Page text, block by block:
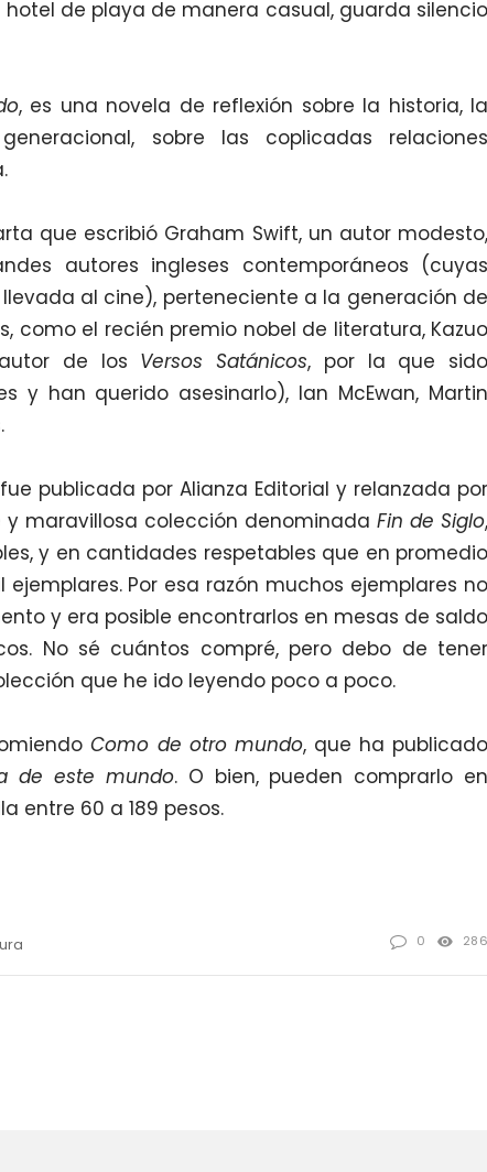
hotel de playa de manera casual, guarda silencio
, es una novela de reflexión sobre la historia, la
sobre las coplicadas relaciones
escribió Graham Swift, un autor modesto,
autores ingleses contemporáneos (cuyas
al cine), perteneciente a la generación de
como el recién premio nobel de literatura, Kazuo
de los Versos Satánicos, por la que sido
y han querido asesinarlo), Ian McEwan, Martin
fue publicada por Alianza Editorial y relanzada por
maravillosa colección denominada Fin de Siglo,
y en cantidades respetables que en promedio
Por esa razón muchos ejemplares no
y era posible encontrarlos en mesas de saldo
No sé cuántos compré, pero debo de tener
que he ido leyendo poco a poco.
Como de otro mundo, que ha publicado
de este mundo. O bien, pueden comprarlo en
entre 60 a 189 pesos.
0 286